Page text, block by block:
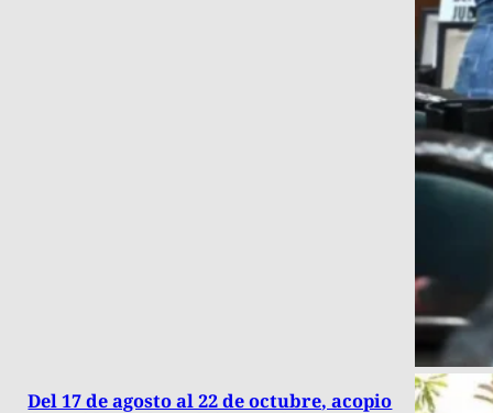
Del 17 de agosto al 22 de octubre, acopio